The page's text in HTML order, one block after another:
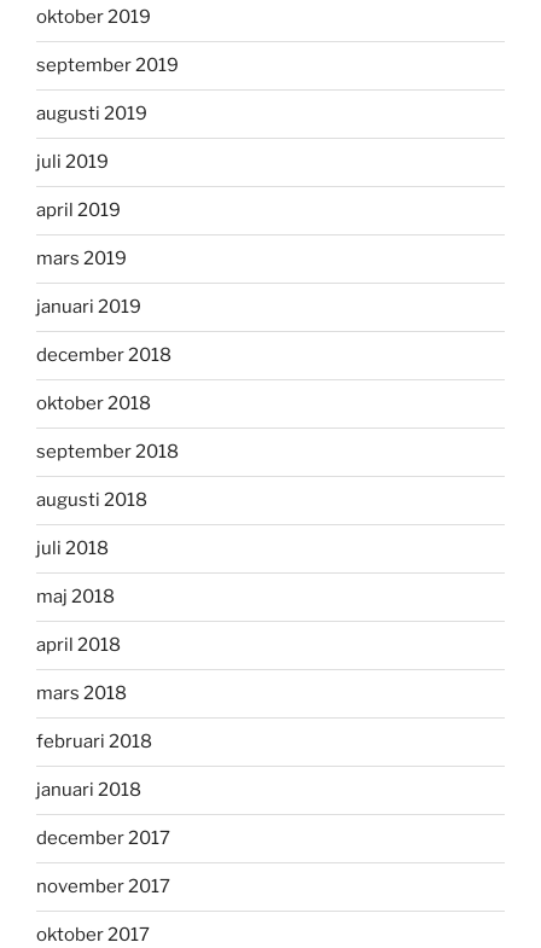
oktober 2019
september 2019
augusti 2019
juli 2019
april 2019
mars 2019
januari 2019
december 2018
oktober 2018
september 2018
augusti 2018
juli 2018
maj 2018
april 2018
mars 2018
februari 2018
januari 2018
december 2017
november 2017
oktober 2017